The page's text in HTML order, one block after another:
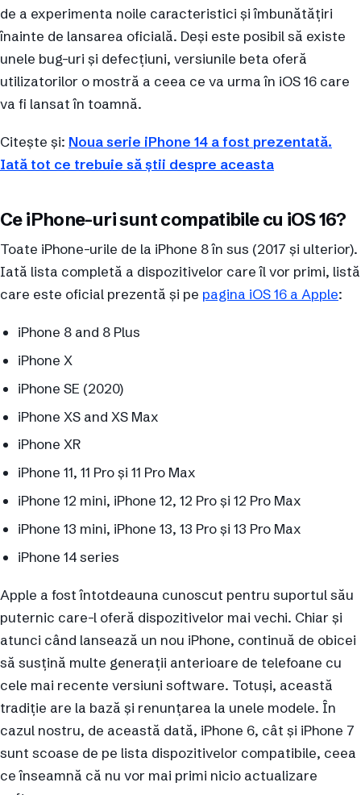
de a experimenta noile caracteristici și îmbunătățiri
înainte de lansarea oficială. Deși este posibil să existe
unele bug-uri și defecțiuni, versiunile beta oferă
utilizatorilor o mostră a ceea ce va urma în iOS 16 care
va fi lansat în toamnă.
Citește și: Noua serie iPhone 14 a fost prezentată.
Iată tot ce trebuie să știi despre aceasta
Ce iPhone-uri sunt compatibile cu iOS 16?
Toate iPhone-urile de la iPhone 8 în sus (2017 și ulterior).
Iată lista completă a dispozitivelor care îl vor primi, listă
care este oficial prezentă și pe pagina iOS 16 a Apple:
iPhone 8 and 8 Plus
iPhone X
iPhone SE (2020)
iPhone XS and XS Max
iPhone XR
iPhone 11, 11 Pro și 11 Pro Max
iPhone 12 mini, iPhone 12, 12 Pro și 12 Pro Max
iPhone 13 mini, iPhone 13, 13 Pro și 13 Pro Max
iPhone 14 series
Apple a fost întotdeauna cunoscut pentru suportul său
puternic care-l oferă dispozitivelor mai vechi. Chiar și
atunci când lansează un nou iPhone, continuă de obicei
să susțină multe generații anterioare de telefoane cu
cele mai recente versiuni software. Totuși, această
tradiție are la bază și renunțarea la unele modele. În
cazul nostru, de această dată, iPhone 6, cât și iPhone 7
sunt scoase de pe lista dispozitivelor compatibile, ceea
ce înseamnă că nu vor mai primi nicio actualizare